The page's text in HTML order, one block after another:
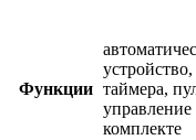
Функции таймера,
управление
комплекте